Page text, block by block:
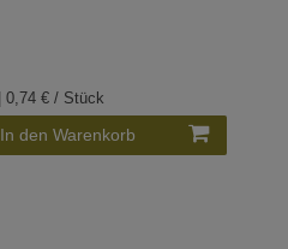
| 0,74 € / Stück
In den Warenkorb